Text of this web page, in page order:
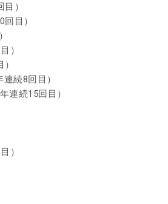
）
目）
）
続8回目）
連続15回目）
）